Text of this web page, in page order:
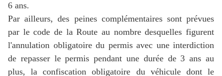
6 ans.
Par ailleurs, des peines complémentaires sont prévues
par le code de la Route au nombre desquelles figurent
l'annulation obligatoire du permis avec une interdiction
de repasser le permis pendant une durée de 3 ans au
plus, la confiscation obligatoire du véhicule dont le